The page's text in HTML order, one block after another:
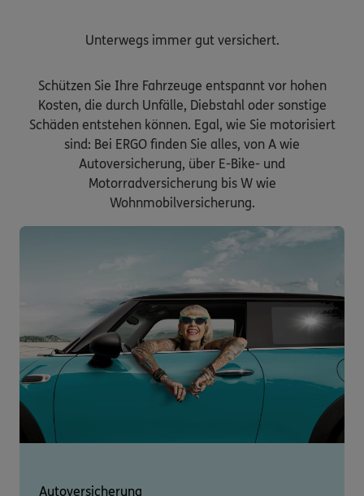
Unterwegs immer gut versichert.
Schützen Sie Ihre Fahrzeuge entspannt vor hohen
Kosten, die durch Unfälle, Diebstahl oder sonstige
Schäden entstehen können. Egal, wie Sie motorisiert
sind: Bei ERGO finden Sie alles, von A wie
Autoversicherung, über E-Bike- und
Motorradversicherung bis W wie
Wohnmobilversicherung.
Autoversicherung